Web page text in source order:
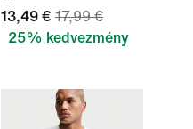
13,49 € 17,99 €
25% kedvezmény